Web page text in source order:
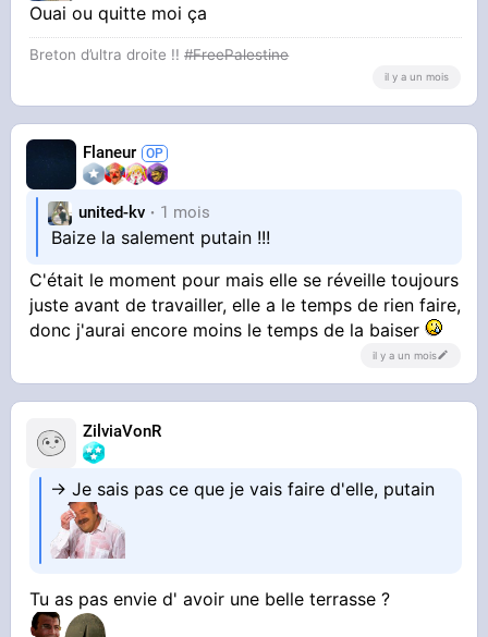
Ouai ou quitte moi ça
Breton d’ultra droite !!#FreePalestine
il y a un mois
Flaneur
united-kv 1 mois
Baize la salement putain !!!
C'était le moment pour mais elle se réveille toujours
juste avant de travailler, elle a le temps de rien faire,
donc j'aurai encore moins le temps de la baiser
il y a un mois
ZilviaVonR
-> Je sais pas ce que je vais faire d'elle, putain
Tu as pas envie d' avoir une belle terrasse ?